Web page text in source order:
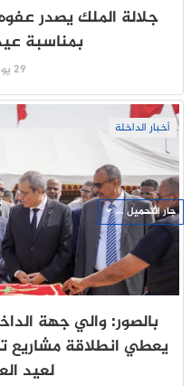
بمناسبة
29 يوليو 2026
أخبار الداخلة
بالصور: والي جهة
لعيد
جار التحميل ...